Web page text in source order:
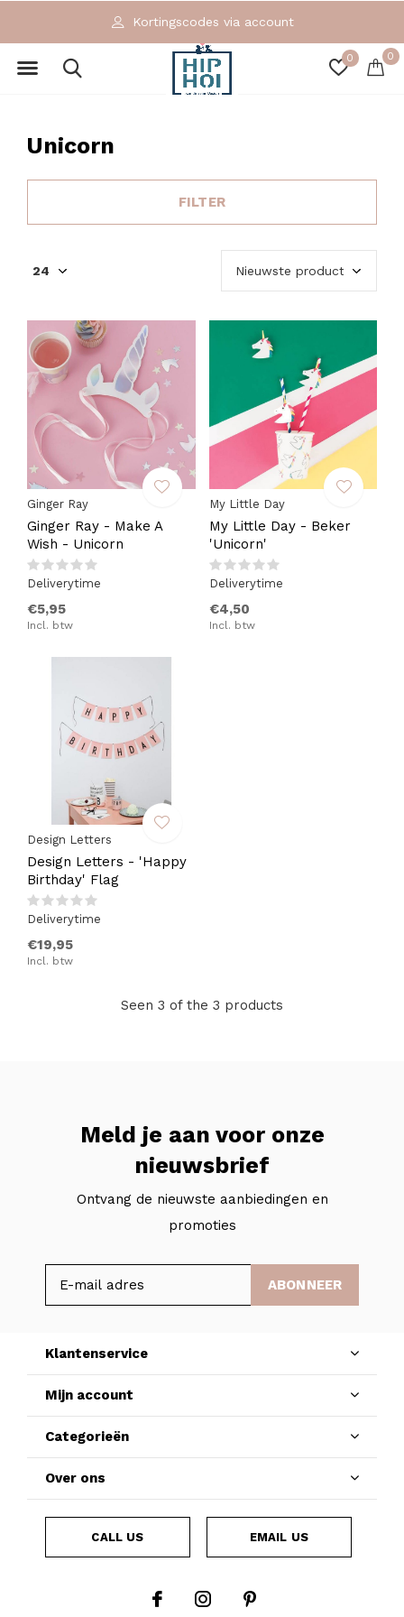
0 0
Kortingscodes via account
Unicorn
FILTER
Ginger Ray
Ginger Ray - Make A
Wish - Unicorn
Deliverytime
€5,95
Incl. btw
My Little Day
My Little Day - Beker
'Unicorn'
Deliverytime
€4,50
Incl. btw
Design Letters
Design Letters - 'Happy
Birthday' Flag
Deliverytime
€19,95
Incl. btw
Seen 3 of the 3 products
Meld je aan voor onze
nieuwsbrief
Ontvang de nieuwste aanbiedingen en
promoties
ABONNEER
Klantenservice
Mijn account
Categorieën
Over ons
CALL US EMAIL US